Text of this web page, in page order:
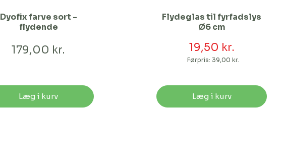
Dyofix farve sort -
flydende
179,00 kr.
Læg i kurv
Flydeglas til fyrfadslys
Ø6 cm
19,50 kr.
Førpris: 39,00 kr.
Læg i kurv